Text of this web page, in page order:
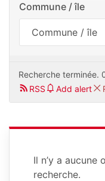
Commune / île
Recherche terminée.
RSS Add alert
Il n’y a
recherche.